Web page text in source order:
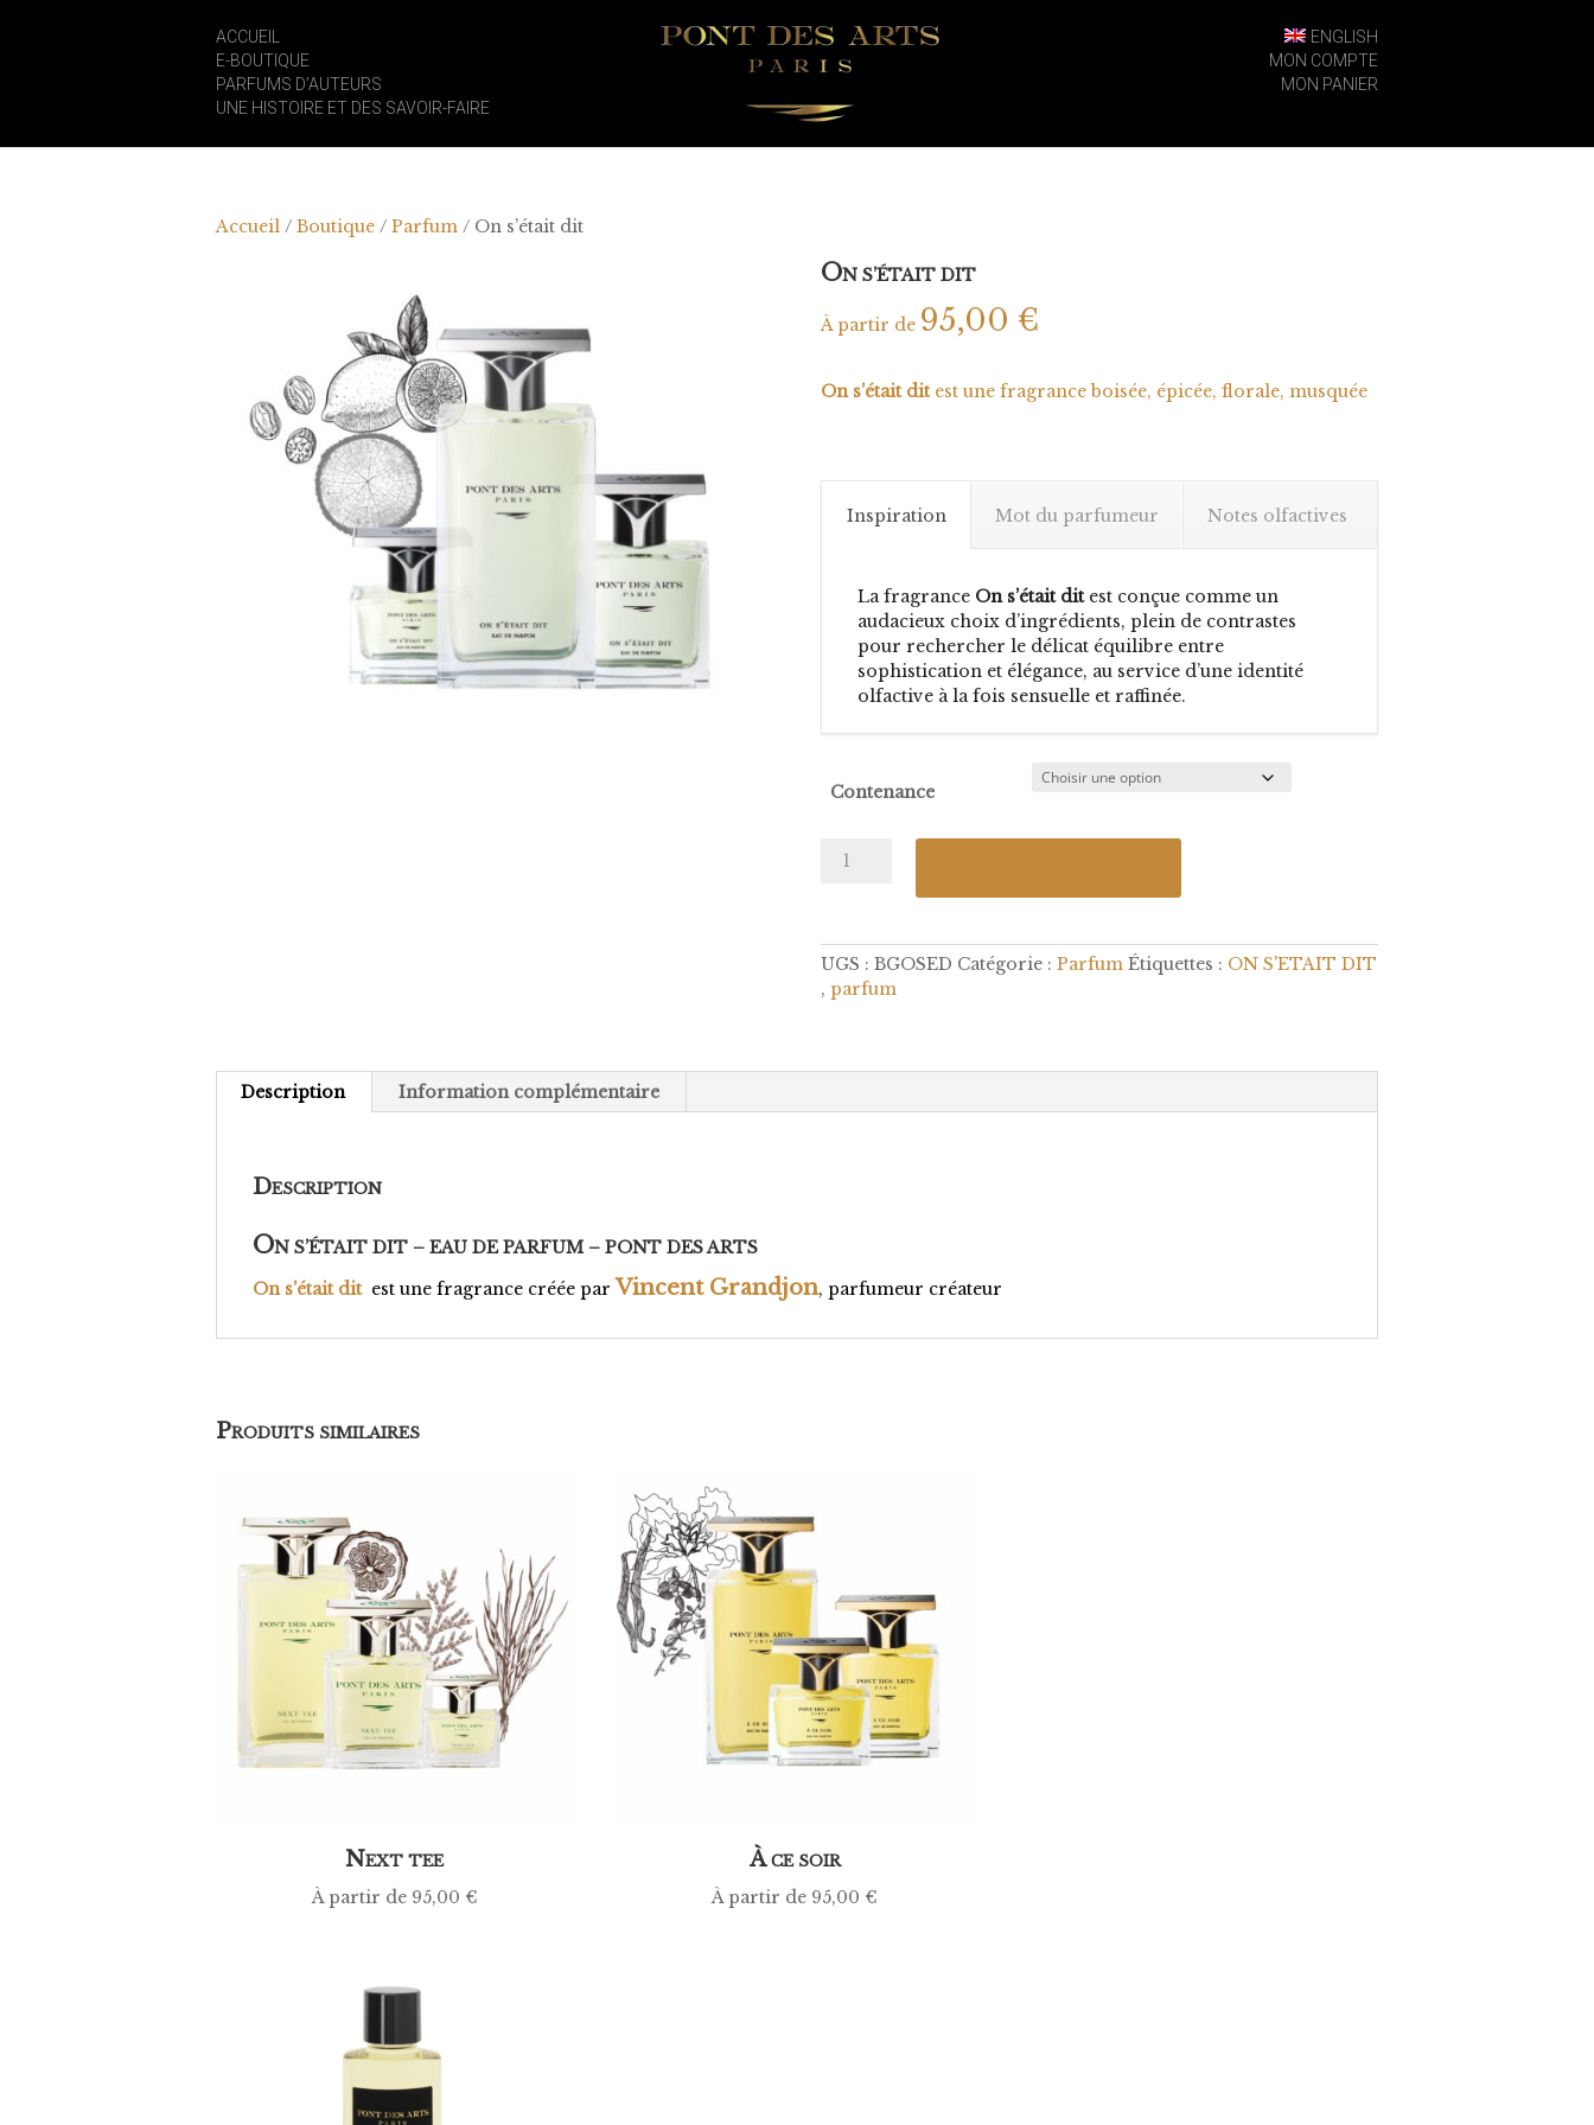
ACCUEIL
E-BOUTIQUE
PARFUMS D’AUTEURS
UNE HISTOIRE ET DES SAVOIR-FAIRE
ENGLISH
MON COMPTE
MON PANIER
Accueil / Boutique / Parfum / On s’était dit
ON S’ÉTAIT DIT
À partir de 95,00 €
On s’était ditest une fragrance boisée, épicée, florale, musquée
Inspiration Mot du parfumeur Notes olfactives
La fragrance On s’était ditest conçue comme un
audacieux choix d’ingrédients, plein de contrastes
pour rechercher le délicat équilibre entre
sophistication et élégance, au service d’une identité
olfactive à la fois sensuelle et raffinée.
Contenance
quantité
dit
UGS : BGOSED Catégorie : Parfum Étiquettes : ON S'ETAIT DIT
, parfum
Description Information complémentaire
DESCRIPTION
ON S’ÉTAIT DIT – EAU DE PARFUM – PONT DES ARTS
On s’était ditest une fragrance créée par Vincent Grandjon, parfumeur créateur
PRODUITS SIMILAIRES
NEXT TEE
À partir de 95,00 €
ÀCE SOIR
À partir de 95,00 €